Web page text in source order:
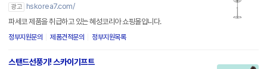
광고
hskorea7.com/
파세코 제품을 취급하고 있는 혜성코리아 쇼핑몰입니다.
정부지원문의 제품견적문의 정부지원목록
스탠드선풍기! 스카이기프트